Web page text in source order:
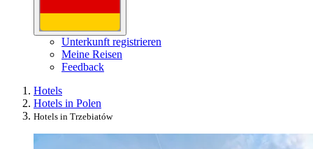
Unterkunft registrieren
Meine Reisen
Feedback
Hotels
Hotels in Polen
Hotels in Trzebiatów